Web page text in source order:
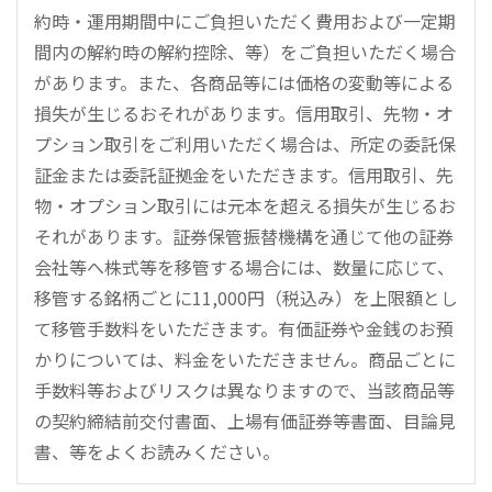
約時・運用期間中にご負担いただく費用および一定期
間内の解約時の解約控除、等）をご負担いただく場合
があります。また、各商品等には価格の変動等による
損失が生じるおそれがあります。信用取引、先物・オ
プション取引をご利用いただく場合は、所定の委託保
証金または委託証拠金をいただきます。信用取引、先
物・オプション取引には元本を超える損失が生じるお
それがあります。証券保管振替機構を通じて他の証券
会社等へ株式等を移管する場合には、数量に応じて、
移管する銘柄ごとに11,000円（税込み）を上限額とし
て移管手数料をいただきます。有価証券や金銭のお預
かりについては、料金をいただきません。商品ごとに
手数料等およびリスクは異なりますので、当該商品等
の契約締結前交付書面、上場有価証券等書面、目論見
書、等をよくお読みください。